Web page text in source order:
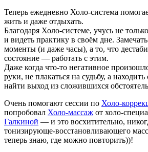
Теперь ежедневно Холо-система
жить и даже отдыхать.
Благодаря Холо-системе, учусь не
и видеть практику в своём дне.
моменты (и даже часы), а то, что
состояние — работать с этим.
Даже когда что-то негативное
руки, не плакаться на судьбу, а
найти выход из сложившихся
Очень помогают сессии по Холо-
попробовал Холо-массаж от холо-
Галкиной — и это восхитительно,
тонизирующе-восстановливающего
теперь знаю, где можно повторить))!